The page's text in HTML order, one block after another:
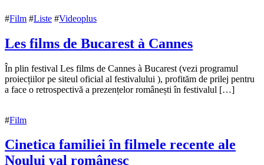
#Film #Liste #Videoplus
Les films de Bucarest à Cannes
16
octombrie
201720
În plin festival Les films de Cannes à Bucarest (vezi programul
proiecțiilor pe siteul oficial al festivalului ), profităm de prilej pentru
a face o retrospectivă a prezențelor românești în festivalul […]
#Film
Cinetica familiei în filmele recente ale
Noului val românesc